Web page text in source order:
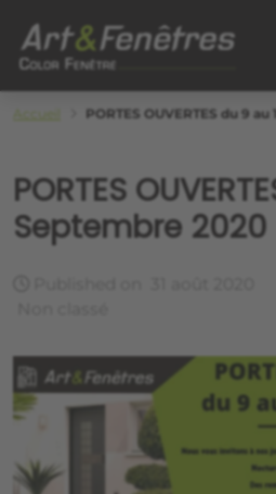
PORTES OUVERTES du 9
PORTES
Septembre 2020
Color Fenêtre